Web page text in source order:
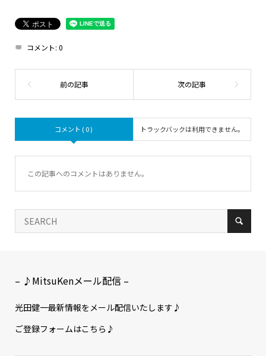
コメント: 0
コメント ( 0 ) トラックバックは利用できません。
この記事へのコメントはありません。
– ♪MitsuKenメール配信 –
光田健一最新情報をメール配信いたします♪
ご登録フォームはこちら♪